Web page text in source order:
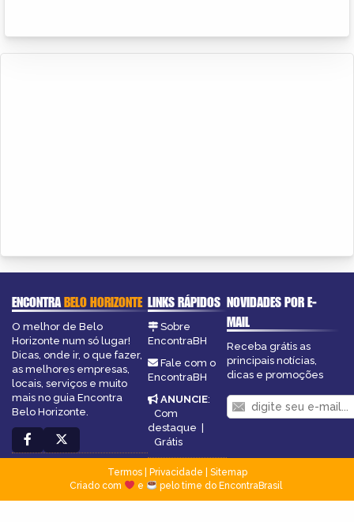
ENCONTRABELO HORIZONTE
O melhor de Belo
Horizonte num só lugar!
Dicas, onde ir, o que fazer,
as melhores empresas,
locais, serviços e muito
mais no guia Encontra
Belo Horizonte.
LINKS RÁPIDOS
Sobre
EncontraBH
Fale com o
EncontraBH
ANUNCIE:
Com
destaque |
Grátis
NOVIDADES POR E-
MAIL
Receba grátis as
principais notícias,
dicas e promoções
Termos| Privacidade
Sitemap
Criado com
e pelo time do EncontraBrasil